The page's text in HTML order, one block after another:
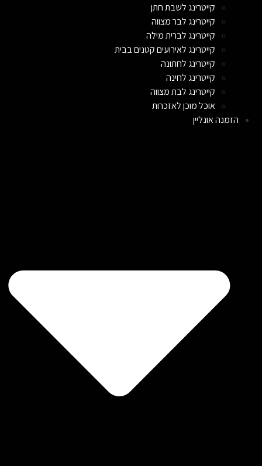
קייטרינג לשבת חתן
קייטרינג לבר מצווה
קייטרינג לברית מילה
קייטרינג לאירועים קטנים בבית
קייטרינג לחתונה
קייטרינג לחינה
קייטרינג לבת מצווה
אוכל מוכן לאזכרות
הזמנה אונליין